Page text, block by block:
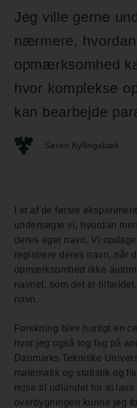
Jeg ville gerne
nærmere,
opmærksomhed
hvor komplekse
kan bearbejde
Søren Kyllingsbæk
I et af de første
undersøgte vi, hvordan
deres eget navn. Vi
registrere deres navn, når
opmærksomhed ikke
navnet, som det er
navn.
Forskning blev hurtigt en
hvor jeg også tog fag på
Danmarks Tekniske
matematik og statistik og
rejse til udlandet for at
overbygningen kunne jeg